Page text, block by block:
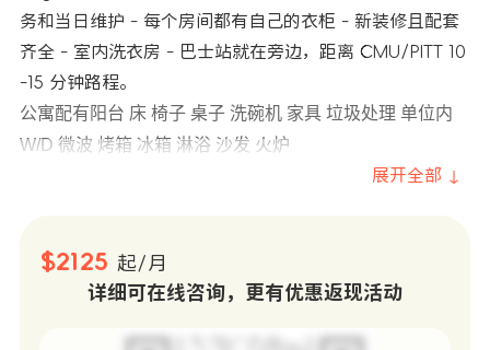
务和当日维护 - 每个房间都有自己的衣柜 - 新装修且配套
齐全 - 室内洗衣房 - 巴士站就在旁边，距离 CMU/PITT 10
-15 分钟路程。
公寓配有阳台 床 椅子 桌子 洗碗机 家具 垃圾处理 单位内
W/D 微波 烤箱 冰箱 淋浴 沙发 火炉
展开全部 ↓
$2125 起/月
详细可在线咨询，更有优惠返现活动